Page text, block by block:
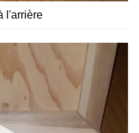
l'arrière